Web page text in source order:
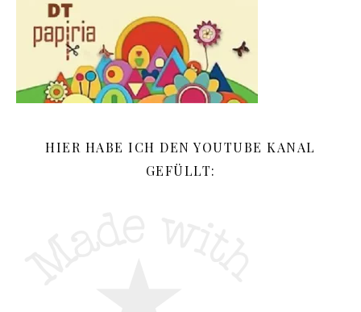
HIER HABE ICH DEN YOUTUBE KANAL
GEFÜLLT: